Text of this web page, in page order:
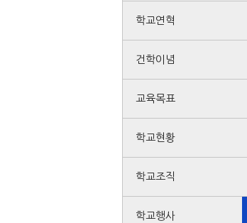
학교연혁
건학이념
교육목표
학교현황
학교조직
학교행사